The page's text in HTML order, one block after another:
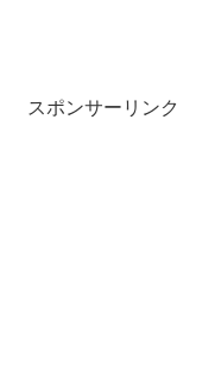
スポンサーリンク